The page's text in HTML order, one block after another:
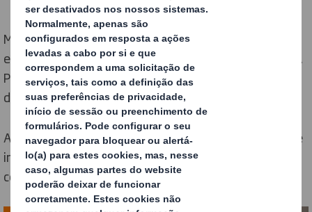
Muitas vezes, as decisões de compra baseiam-se nas
emoções e nas mensagens transmitidas pelas marcas.
Por isso, o packaging personalizado pode ser, sem
dúvida, um fator diferenciador para muitas empresas.
As suas qualidades fazem com que seja um método de
impressão ideal para os setores de FMCG, POS e e-
commerce.